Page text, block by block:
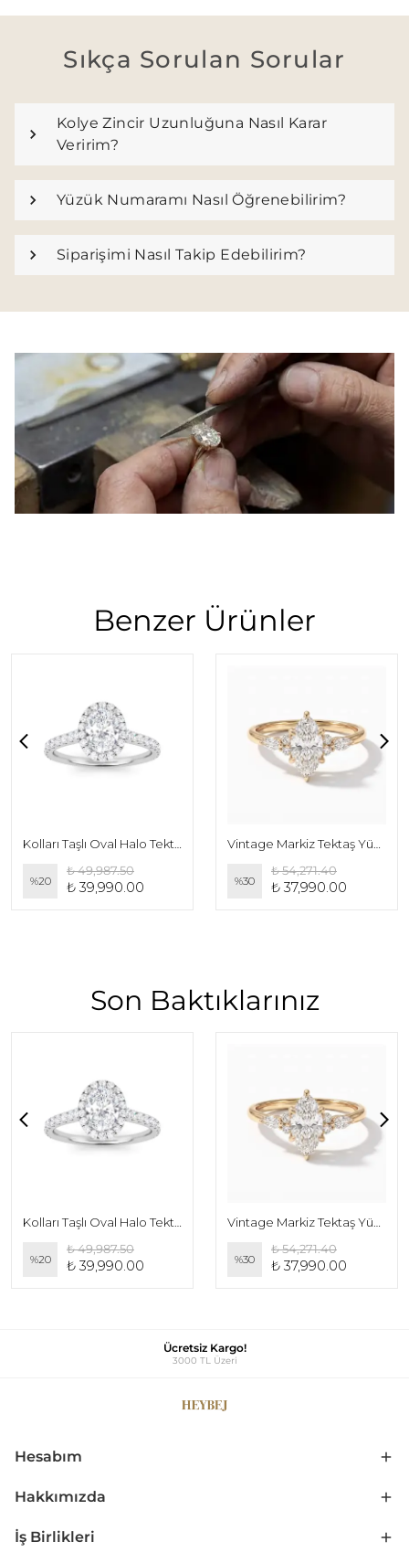
Sıkça Sorulan Sorular
Kolye Zincir Uzunluğuna Nasıl Karar
Veririm?
Yüzük Numaramı Nasıl Öğrenebilirim?
Siparişimi Nasıl Takip Edebilirim?
Benzer Ürünler
%20
₺ 49,987.50
₺ 39,990.00 %30
₺ 54,271.40
₺ 37,990.00
Son Baktıklarınız
%20
₺ 49,987.50
₺ 39,990.00 %30
₺ 54,271.40
₺ 37,990.00
Ücretsiz Kargo!
3000 TL Üzeri
Hesabım
Hakkımızda
İş Birlikleri